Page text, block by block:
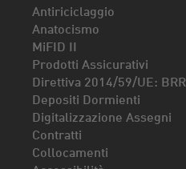
Antiriciclaggio
Anatocismo
MiFID II
Prodotti Assicurativi
Direttiva 2014/59/UE:
Depositi Dormienti
Digitalizzazione Assegni
Contratti
Collocamenti